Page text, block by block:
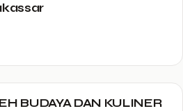
BUDAYA DAN KULINER